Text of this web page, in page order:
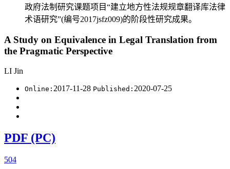
政府法制研究课题项目“建立地方性法规规章翻译库法律
术语研究”(编号2017jsfz009)的阶段性研究成果。
A Study on Equivalence in Legal Translation from
the Pragmatic Perspective
LI Jin
Online: 2017-11-28 Published: 2020-07-25
PDF (PC)
504